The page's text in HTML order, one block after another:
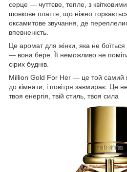
серце — чуттєве, тепле, з
шовкове плаття, що ніжно
оксамитове звучання, де
впевненість.
Це аромат для жінки, яка не
— вона бере. Її неможливо не
сірих буднів.
Million Gold For Her — це той самий
до кімнати, і повітря завмирає. Це
твоя енергія, твій стиль, твоя сила